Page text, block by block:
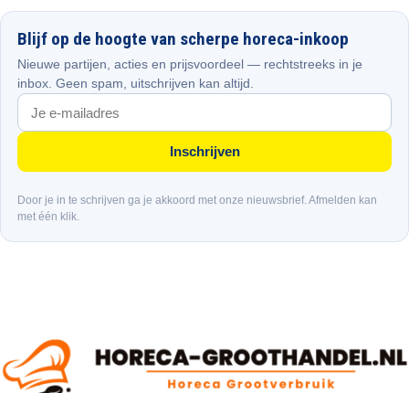
Blijf op de hoogte van scherpe horeca-inkoop
Nieuwe partijen, acties en prijsvoordeel — rechtstreeks in je
inbox. Geen spam, uitschrijven kan altijd.
Inschrijven
Door je in te schrijven ga je akkoord met onze nieuwsbrief. Afmelden kan
met één klik.